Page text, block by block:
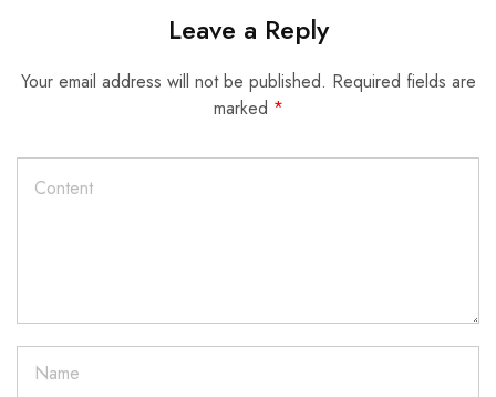
Leave a Reply
Your email address will not be published. Required fields are
marked *